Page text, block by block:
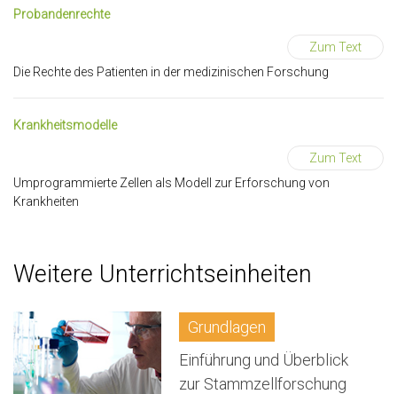
Probandenrechte
Zum Text
Die Rechte des Patienten in der medizinischen Forschung
Krankheitsmodelle
Zum Text
Umprogrammierte Zellen als Modell zur Erforschung von
Krankheiten
Weitere Unterrichtseinheiten
Grundlagen
Einführung und Überblick
zur Stammzellforschung